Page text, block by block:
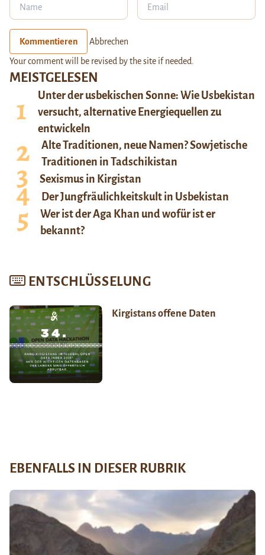
MEISTGELESEN
Unter der usbekischen Sonne: Wie Usbekistan
versucht, alternative Energiequellen zu
entwickeln
Alte Traditionen, neue Namen? Sowjetische
Traditionen in Tadschikistan
Sexismus in Kirgistan
Der Jungfräulichkeitskult in Usbekistan
Wer ist der Aga Khan und wofür ist er
bekannt?
ENTSCHLÜSSELUNG
Kirgistans offene Daten
Kommentieren Abbrechen
Your comment will be revised by the site if needed.
EBENFALLS IN DIESER RUBRIK